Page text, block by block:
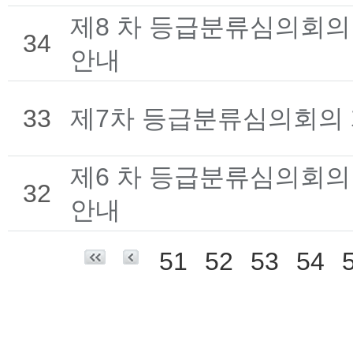
34
제8 차 등급분류심의회
안내
33 제7차 등급분류심의회의
32
제6 차 등급분류심의회
안내
51
52 53 54